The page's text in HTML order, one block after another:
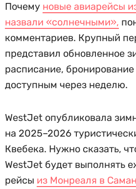
Почему новые авиарейсы
назвали «солнечными»,
комментариев. Крупный
представил обновленное
расписание, бронирование
доступным через неделю.
WestJet опубликовала
на 2025–2026
Квебека. Нужно сказать,
WestJet будет выполнять
рейсы из Монреаля в